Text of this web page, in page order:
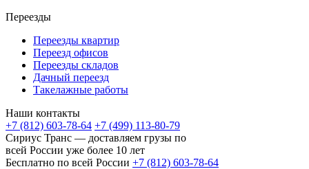
Переезды
Переезды квартир
Переезд офисов
Переезды складов
Дачный переезд
Такелажные работы
Наши контакты
+7 (812) 603-78-64 +7 (499) 113-80-79
Сириус Транс — доставляем грузы по
всей России уже более 10 лет
Бесплатно по всей России +7 (812) 603-78-64